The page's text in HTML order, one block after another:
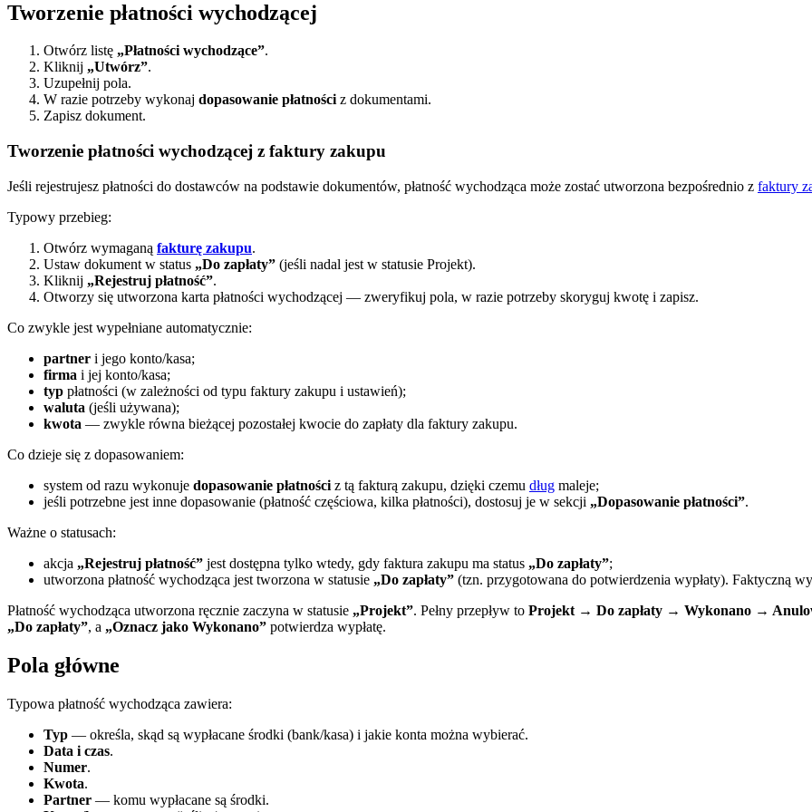
Tworzenie płatności wychodzącej
Otwórz listę „Płatności wychodzące”.
Kliknij „Utwórz”.
Uzupełnij pola.
W razie potrzeby wykonaj dopasowanie płatnościz dokumentami.
Zapisz dokument.
Tworzenie płatności wychodzącej z faktury zakupu
Jeśli rejestrujesz płatności do dostawców na podstawie dokumentów, płatność wychodząca może zostać utworzona bezpośrednio z faktury
Typowy przebieg:
Otwórz wymaganą fakturę zakupu.
Ustaw dokument w status „Do zapłaty” (jeśli nadal jest w statusie Projekt).
Kliknij „Rejestruj płatność”.
Otworzy się utworzona karta płatności wychodzącej — zweryfikuj pola, w razie potrzeby skoryguj kwotę i zapisz.
Co zwykle jest wypełniane automatycznie:
partner i jego konto/kasa;
firma i jej konto/kasa;
typ płatności (w zależności od typu faktury zakupu i ustawień);
waluta (jeśli używana);
kwota — zwykle równa bieżącej pozostałej kwocie do zapłaty dla faktury zakupu.
Co dzieje się z dopasowaniem:
system od razu wykonuje dopasowanie płatności z tą fakturą zakupu, dzięki czemu dług maleje;
jeśli potrzebne jest inne dopasowanie (płatność częściowa, kilka płatności), dostosuj je w sekcji „Dopasowanie płatności”.
Ważne o statusach:
akcja „Rejestruj płatność” jest dostępna tylko wtedy, gdy faktura zakupu ma status „Do zapłaty”;
utworzona płatność wychodząca jest tworzona w statusie „Do zapłaty” (tzn. przygotowana do potwierdzenia wypłaty). Faktyczną
Płatność wychodząca utworzona ręcznie zaczyna w statusie „Projekt”. Pełny przepływ to Projekt → Do zapłaty → Wykonano →
„Do zapłaty”, a „Oznacz jako Wykonano” potwierdza wypłatę.
Pola główne
Typowa płatność wychodząca zawiera:
Typ — określa, skąd są wypłacane środki (bank/kasa) i jakie konta można wybierać.
Data i czas.
Numer.
Kwota.
Partner — komu wypłacane są środki.